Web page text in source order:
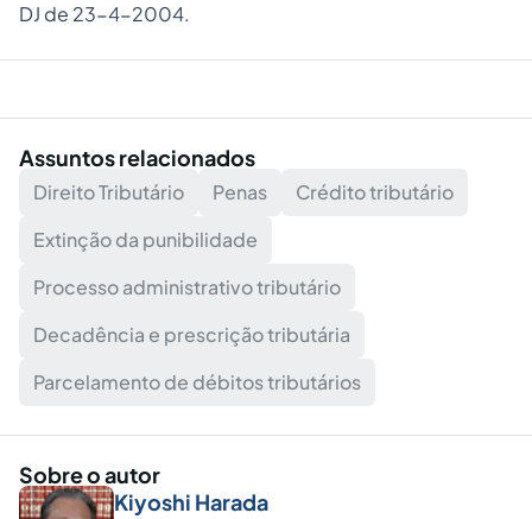
DJ de 23-4-2004.
Assuntos relacionados
Direito Tributário Penas
Crédito tributário
Extinção da punibilidade
Processo administrativo tributário
Decadência e prescrição tributária
Parcelamento de débitos tributários
Sobre o autor
Kiyoshi Harada